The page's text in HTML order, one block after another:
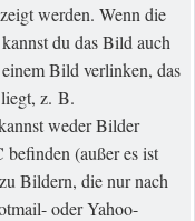
werden. Wenn die
du das Bild auch
Bild verlinken, das
z. B.
weder Bilder
(außer es ist
Bildern, die nur nach
oder Yahoo-